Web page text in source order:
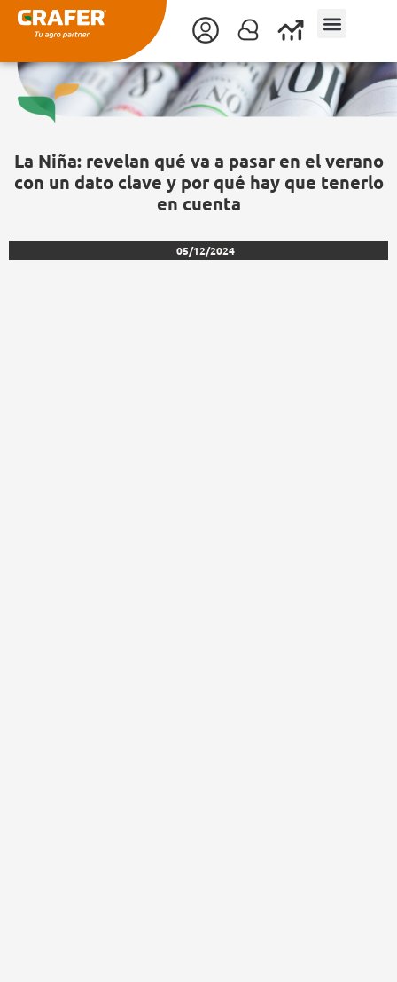
contenido
La Niña: revelan qué va a pasar en el verano
con un dato clave y por qué hay que tenerlo
en cuenta
05/12/2024